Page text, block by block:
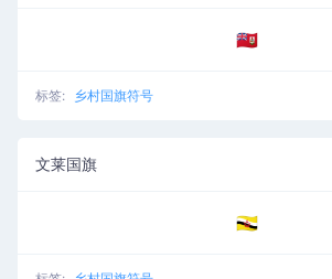
🇧🇲
标签: 乡村国旗符号
文莱国旗
🇧🇳